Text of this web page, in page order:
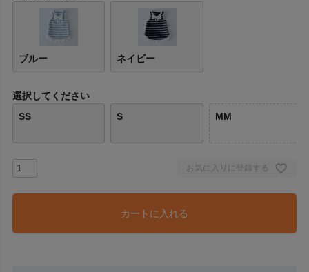
ブルー ネイビー
選択してください
SS
S MM
お気に入りに登録する
カートに入れる